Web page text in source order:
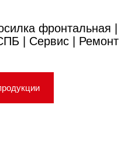
фронтальная |
| Сервис | Ремонт